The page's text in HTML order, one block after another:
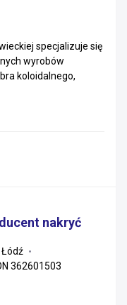
specjalizuje się
wyrobów
koloidalnego,
nakryć
362601503